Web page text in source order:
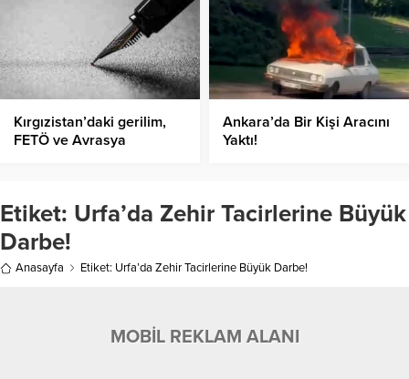
Kırgızistan’daki gerilim,
FETÖ ve Avrasya
Ankara’da Bir Kişi Aracını
Yaktı!
Etiket: Urfa’da Zehir Tacirlerine Büyük
Darbe!
Anasayfa Etiket: Urfa’da Zehir Tacirlerine Büyük Darbe!
MOBİL REKLAM ALANI